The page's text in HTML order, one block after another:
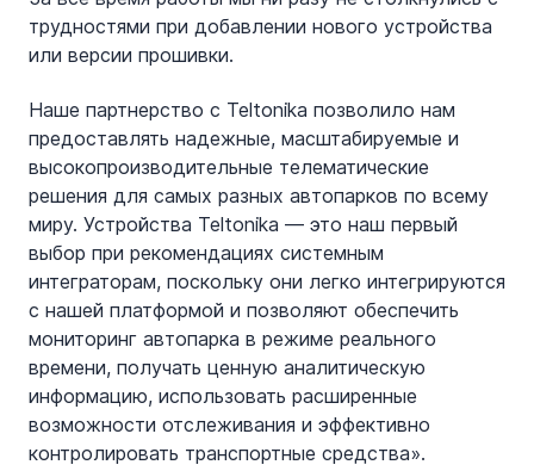
трудностями при добавлении нового устройства
или версии прошивки.
Наше партнерство с Teltonika позволило нам
предоставлять надежные, масштабируемые и
высокопроизводительные телематические
решения для самых разных автопарков по всему
миру. Устройства Teltonika — это наш первый
выбор при рекомендациях системным
интеграторам, поскольку они легко интегрируются
с нашей платформой и позволяют обеспечить
мониторинг автопарка в режиме реального
времени, получать ценную аналитическую
информацию, использовать расширенные
возможности отслеживания и эффективно
контролировать транспортные средства».